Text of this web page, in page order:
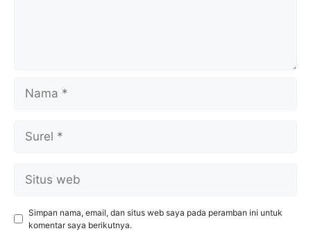
web
Simpan nama, email, dan situs web saya pada peramban ini untuk
komentar saya berikutnya.